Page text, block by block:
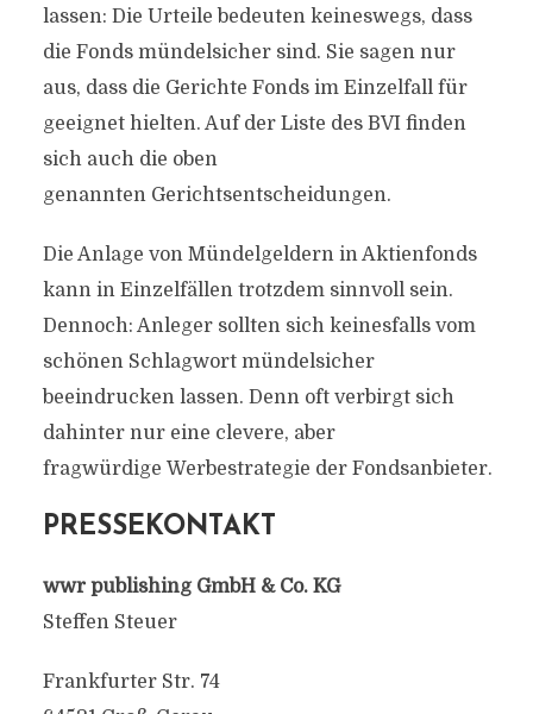
lassen: Die Urteile bedeuten keineswegs, dass
die Fonds mündelsicher sind. Sie sagen nur
aus, dass die Gerichte Fonds im Einzelfall für
geeignet hielten. Auf der Liste des BVI finden
sich auch die oben
genannten Gerichtsentscheidungen.
Die Anlage von Mündelgeldern in Aktienfonds
kann in Einzelfällen trotzdem sinnvoll sein.
Dennoch: Anleger sollten sich keinesfalls vom
schönen Schlagwort mündelsicher
beeindrucken lassen. Denn oft verbirgt sich
dahinter nur eine clevere, aber
fragwürdige Werbestrategie der Fondsanbieter.
PRESSEKONTAKT
wwr publishing GmbH & Co. KG
Steffen Steuer
Frankfurter Str. 74